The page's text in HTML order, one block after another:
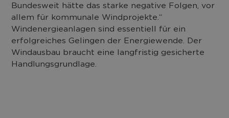
Bundesweit hätte das starke negative Folgen, vor
allem für kommunale Windprojekte.“
Windenergieanlagen sind essentiell für ein
erfolgreiches Gelingen der Energiewende. Der
Windausbau braucht eine langfristig gesicherte
Handlungsgrundlage.